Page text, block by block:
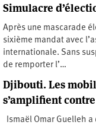
Simulacre
Après une mascarade
sixième mandat avec
internationale. Sans
de remporter l’…
Djibouti. Les
s’amplifient
Ismaël Omar Guelleh